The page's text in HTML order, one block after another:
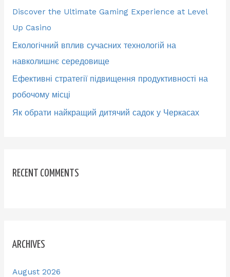
Discover the Ultimate Gaming Experience at Level
Up Casino
Екологічний вплив сучасних технологій на
навколишнє середовище
Ефективні стратегії підвищення продуктивності на
робочому місці
Як обрати найкращий дитячий садок у Черкасах
RECENT COMMENTS
ARCHIVES
August 2026